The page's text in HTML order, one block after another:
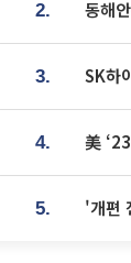
2. 동해
3. SK하
4. 美
5. '개편